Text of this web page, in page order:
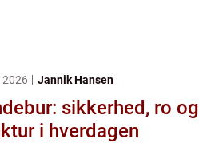
2026 Jannik Hansen
sikkerhed, ro og
i hverdagen